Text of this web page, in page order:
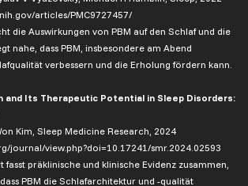
articles/PMC9727457/
die Auswirkungen von PBM auf den Schlaf und die
nahe, dass PBM, insbesondere am Abend
verbessern und die Erholung fördern kann.
and Its Therapeutic Potential in Sleep Disorders:
Kim, Sleep Medicine Research, 2024
journal/view.php?doi=10.17241/smr.2024.02593
fasst präklinische und klinische Evidenz zusammen,
PBM die Schlafarchitektur und -qualität